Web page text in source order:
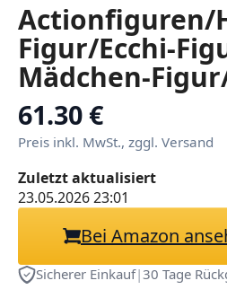
Actionfiguren/
Figur/Ecchi-
Mädchen-
Puppe/
Sammlung/
Display/PVC/1/6.
61.30 €
Preis inkl. MwSt., zggl. Versand
Zuletzt aktualisiert
23.05.2026 23:01
Bei Amazon
Sicherer Einkauf|30 Tage